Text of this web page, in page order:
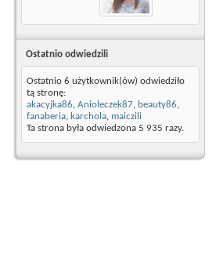
Ostatnio odwiedzili
Ostatnio 6 użytkownik(ów) odwiedziło
tą stronę:
akacyjka86, Anioleczek87, beauty86,
fanaberia, karchola, maiczili
Ta strona była odwiedzona 5 935 razy.